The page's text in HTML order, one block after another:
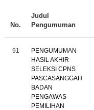
No.
Judul
Pengumuman
91
PENGUMUMAN
HASIL AKHIR
SELEKSI CPNS
PASCASANGGAH
BADAN
PENGAWAS
PEMILIHAN